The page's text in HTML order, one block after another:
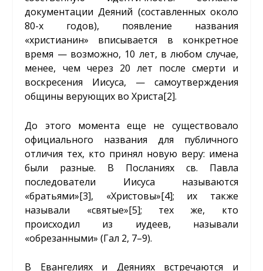
документации Деяний (составленных около
80-х годов), появление названия
«христианин» вписывается в конкретное
время — возможно, 10 лет, в любом случае,
менее, чем через 20 лет после смерти и
воскресения Иисуса, — самоутверждения
общины верующих во Христа[2].
До этого момента еще не существовало
официального названия для публичного
отличия тех, кто принял новую веру: имена
были разные. В Посланиях св. Павла
последователи Иисуса называются
«братьями»[3], «Христовы»[4]; их также
называли «святые»[5]; тех же, кто
происходил из иудеев, называли
«обрезанными» (Гал 2, 7–9).
В Евангелиях и Деяниях встречаются и